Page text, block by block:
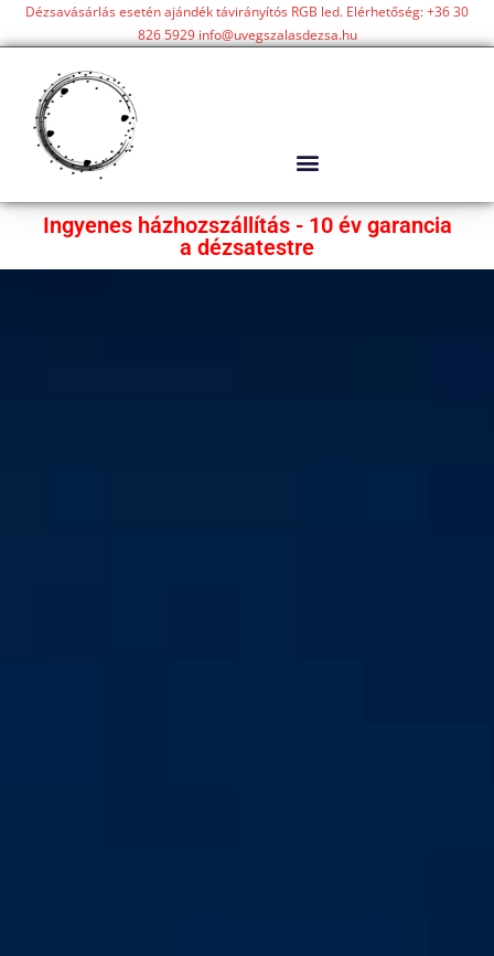
Dézsavásárlás esetén ajándék távirányítós RGB led. Elérhetőség: +36 30
826 5929 info@uvegszalasdezsa.hu
Ingyenes házhozszállítás - 10 év garancia
a dézsatestre